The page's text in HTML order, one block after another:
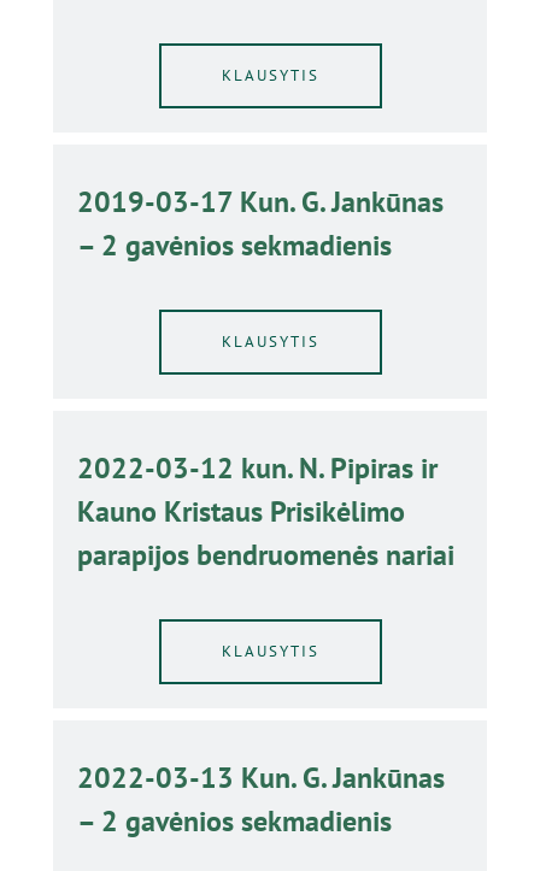
KLAUSYTIS
2019-03-17 Kun. G. Jankūnas
– 2 gavėnios sekmadienis
KLAUSYTIS
2022-03-12 kun. N. Pipiras ir
Kauno Kristaus Prisikėlimo
parapijos bendruomenės nariai
KLAUSYTIS
2022-03-13 Kun. G. Jankūnas
– 2 gavėnios sekmadienis